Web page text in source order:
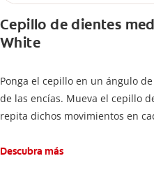
Cepillo de dientes
White
Ponga el cepillo en un ángulo
de las encías. Mueva el cepillo
repita dichos movimientos en
atrás hacia adelante. Cepille la
Descubra más